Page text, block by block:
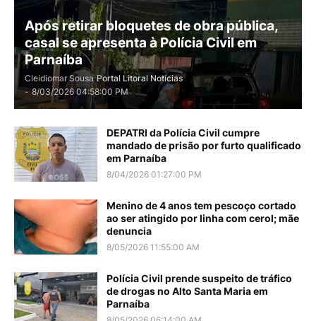
Após retirar bloquetes de obra pública,
casal se apresenta à Polícia Civil em
Parnaíba
Cleidiomar Sousa Portal Litoral Notícias
- 8/03/2026 04:58:00 PM
DEPATRI da Polícia Civil cumpre
mandado de prisão por furto qualificado
em Parnaíba
8/04/2026 01:27:00 PM
Menino de 4 anos tem pescoço cortado
ao ser atingido por linha com cerol; mãe
denuncia
8/05/2026 11:55:00 AM
Polícia Civil prende suspeito de tráfico
de drogas no Alto Santa Maria em
Parnaíba